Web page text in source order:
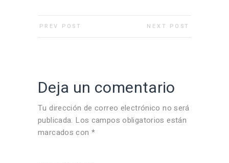
PREV POST NEXT POST
Deja un comentario
Tu dirección de correo electrónico no será
publicada. Los campos obligatorios están
marcados con *